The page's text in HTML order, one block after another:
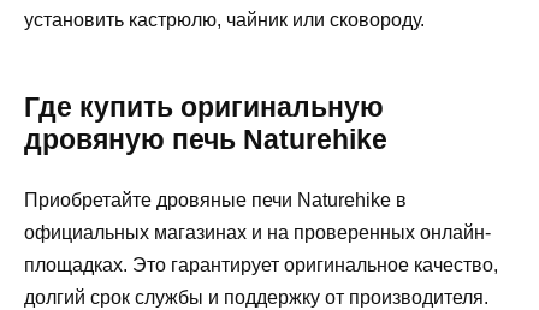
установить кастрюлю, чайник или сковороду.
Где купить оригинальную
дровяную печь Naturehike
Приобретайте дровяные печи Naturehike в
официальных магазинах и на проверенных онлайн-
площадках. Это гарантирует оригинальное качество,
долгий срок службы и поддержку от производителя.